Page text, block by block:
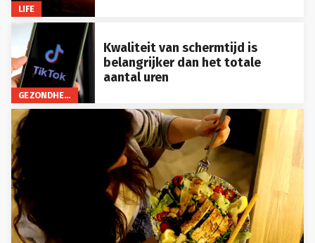
LIFE
GEZONDHEID
Kwaliteit van schermtijd is
belangrijker dan het totale
aantal uren